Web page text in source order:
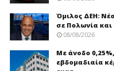
Όμιλος ΔΕΗ:
σε Πολωνία
08/08/2026
Με άνοδο
εβδομαδιαία